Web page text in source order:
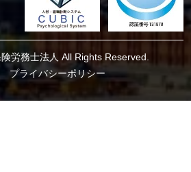
労務士法人 All Rights Reserved.
プライバシーポリシー